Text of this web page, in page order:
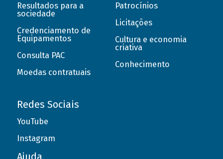
Resultados para a
sociedade
Credenciamento de
Equipamentos
Consulta PAC
Moedas contratuais
Patrocínios
Licitações
Cultura e economia
criativa
Conhecimento
Redes Sociais
YouTube
Instagram
Ajuda